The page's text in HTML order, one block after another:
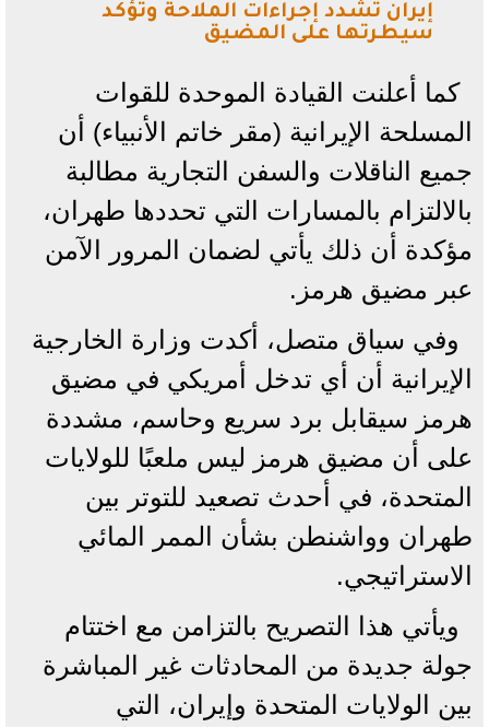
إيران تشدد إجراءات الملاحة وتؤكد
سيطرتها على المضيق
كما أعلنت القيادة الموحدة للقوات
المسلحة الإيرانية (مقر خاتم الأنبياء) أن
جميع الناقلات والسفن التجارية مطالبة
بالالتزام بالمسارات التي تحددها طهران،
مؤكدة أن ذلك يأتي لضمان المرور الآمن
عبر مضيق هرمز.
وفي سياق متصل، أكدت وزارة الخارجية
الإيرانية أن أي تدخل أمريكي في مضيق
هرمز سيقابل برد سريع وحاسم، مشددة
على أن مضيق هرمز ليس ملعبًا للولايات
المتحدة، في أحدث تصعيد للتوتر بين
طهران وواشنطن بشأن الممر المائي
الاستراتيجي.
ويأتي هذا التصريح بالتزامن مع اختتام
جولة جديدة من المحادثات غير المباشرة
بين الولايات المتحدة وإيران، التي